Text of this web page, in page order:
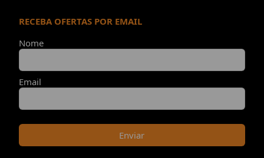
RECEBA OFERTAS POR EMAIL
Nome
Email
Enviar